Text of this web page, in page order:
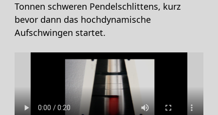
Tonnen schweren Pendelschlittens, kurz
bevor dann das hochdynamische
Aufschwingen startet.